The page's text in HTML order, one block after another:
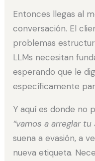
Entonces llegas al
conversación. El
problemas
LLMs necesitan
esperando que le
específicamente
Y aquí es donde no
“vamos a arreglar tu
suena a evasión, a
nueva etiqueta.